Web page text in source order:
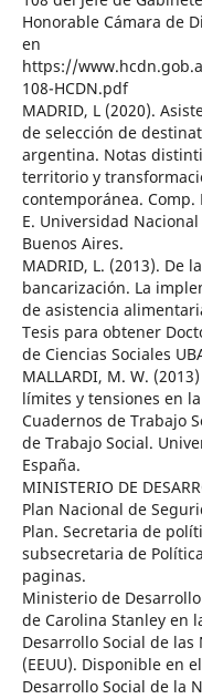
Honorable Cámara de
en
https://
108-HCDN.pdf
MADRID, L (2020).
de selección de
argentina. Notas
territorio y
contemporánea. Comp.
E. Universidad
Buenos Aires.
MADRID, L. (2013). De
bancarización. La
de asistencia
Tesis para obtener
de Ciencias Sociales
MALLARDI, M. W.
límites y tensiones en
Cuadernos de Trabajo
de Trabajo Social.
España.
MINISTERIO DE
Plan Nacional de
Plan. Secretaria de
subsecretaria de
paginas.
Ministerio de
de Carolina Stanley en
Desarrollo Social de las
(EEUU). Disponible en
Desarrollo Social de la